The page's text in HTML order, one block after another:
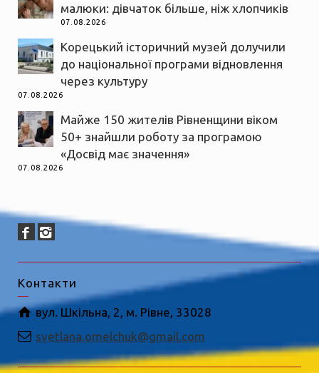
малюки: дівчаток більше, ніж хлопчиків
07.08.2026
Корецький історичний музей долучили
до національної програми відновлення
через культуру
07.08.2026
Майже 150 жителів Рівненщини віком
50+ знайшли роботу за програмою
«Досвід має значення»
07.08.2026
Контакти
вул. Шкільна, 2, м. Рівне, 33028
svetlana.omelchuk@gmail.com